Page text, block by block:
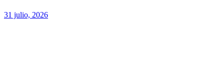
31 julio, 2026